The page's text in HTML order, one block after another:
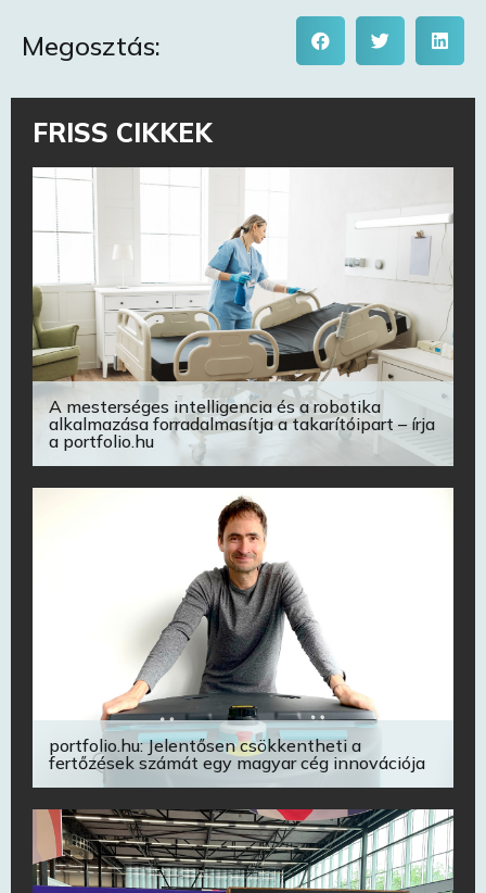
Megosztás:
FRISS CIKKEK
A mesterséges intelligencia és a robotika
alkalmazása forradalmasítja a takarítóipart – írja
a portfolio.hu
portfolio.hu: Jelentősen csökkentheti a
fertőzések számát egy magyar cég innovációja